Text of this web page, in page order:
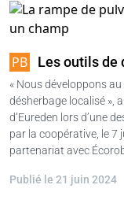
Les outils de
« Nous développons
désherbage localisé »,
d’Eureden lors d’une
par la coopérative, le 7
partenariat avec
Publié le 21 juin 2024